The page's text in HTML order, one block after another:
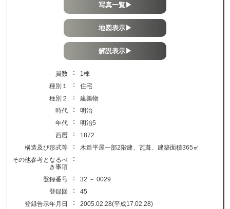
写真一覧▶
地図表示▶
解説表示▶
員数 ：
1棟
種別１
：
住宅
種別２
：
建築物
時代
：
明治
年代
：
明治5
西暦
：
1872
構造及び形式等
：
木造平屋一部2階建、瓦葺、建築面積365㎡
その他参考となるべ
き事項
：
登録番号 ：
32 － 0029
登録回
：
45
登録告示年月日
：
2005.02.28(平成17.02.28)